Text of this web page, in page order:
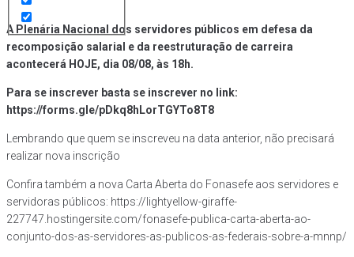
A Plenária Nacional dos servidores públicos em defesa da
recomposição salarial e da reestruturação de carreira
acontecerá HOJE, dia 08/08, às 18h.
Para se inscrever basta se inscrever no link:
https://forms.gle/pDkq8hLorTGYTo8T8
Lembrando que quem se inscreveu na data anterior, não precisará
realizar nova inscrição
Confira também a nova Carta Aberta do Fonasefe aos servidores e
servidoras públicos: https://lightyellow-giraffe-
227747.hostingersite.com/fonasefe-publica-carta-aberta-ao-
conjunto-dos-as-servidores-as-publicos-as-federais-sobre-a-mnnp/